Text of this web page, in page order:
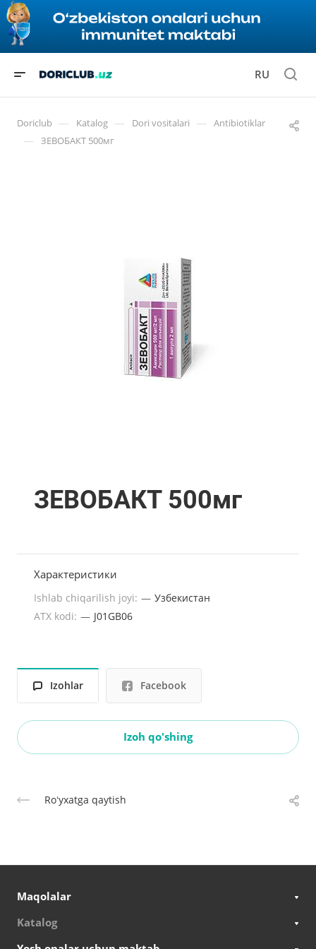
RU
Doriclub — Katalog — Dori vositalari — Antibiotiklar
— ЗЕВОБАКТ 500мг
ЗЕВОБАКТ 500мг
Характеристики
Ishlab chiqarilish joyi: — Узбекистан
ATX kodi: — J01GB06
Izohlar Facebook
Izoh qo'shing
Roʻyxatga qaytish
Maqolalar
Katalog